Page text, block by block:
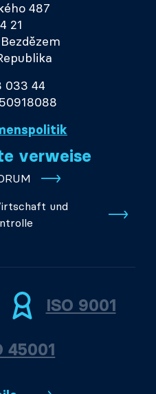
487
21
033 44
verweise
und
ISO 9001
45001